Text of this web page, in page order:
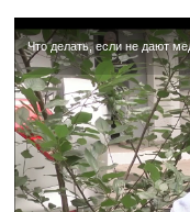
Что делать, если не дают